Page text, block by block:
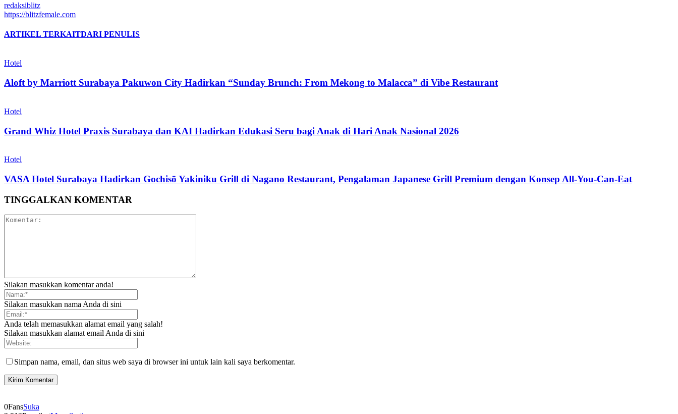
redaksiblitz
https://blitzfemale.com
ARTIKEL TERKAITDARI PENULIS
Hotel
Aloft by Marriott Surabaya Pakuwon City Hadirkan “Sunday Brunch: From Mekong to Malacca” di Vibe Restaurant
Hotel
Grand Whiz Hotel Praxis Surabaya dan KAI Hadirkan Edukasi Seru bagi Anak di Hari Anak Nasional 2026
Hotel
VASA Hotel Surabaya Hadirkan Gochisō Yakiniku Grill di Nagano Restaurant, Pengalaman Japanese Grill Premium dengan Konsep All-You-Can-Eat
TINGGALKAN KOMENTAR
Silakan masukkan komentar anda!
Silakan masukkan nama Anda di sini
Anda telah memasukkan alamat email yang salah!
Silakan masukkan alamat email Anda di sini
Simpan nama, email, dan situs web saya di browser ini untuk lain kali saya berkomentar.
0FansSuka